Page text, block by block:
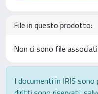
File in questo prodotto:
Non ci sono file
I documenti in IRIS